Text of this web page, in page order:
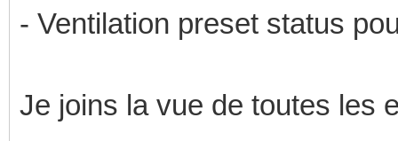
- Ventilation preset status
Je joins la vue de toutes les